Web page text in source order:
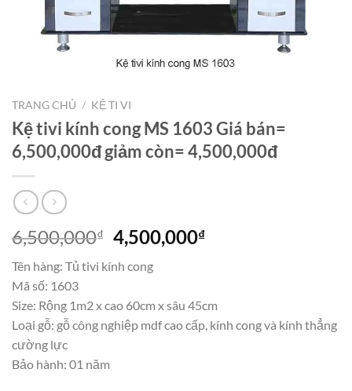
TRANG CHỦ / KỆ TI VI
Kệ tivi kính cong MS 1603 Giá bán=
6,500,000đ giảm còn= 4,500,000đ
6,500,000₫ Giá
gốc
là:
4,500,000₫Giá
4,500,000₫.
Tên hàng: Tủ tivi kính cong
Mã số: 1603
Size: Rộng 1m2 x cao 60cm x sâu 45cm
Loại gỗ: gỗ công nghiệp mdf cao cấp, kính cong và kính thẳng
cường lực
Bảo hành: 01 năm